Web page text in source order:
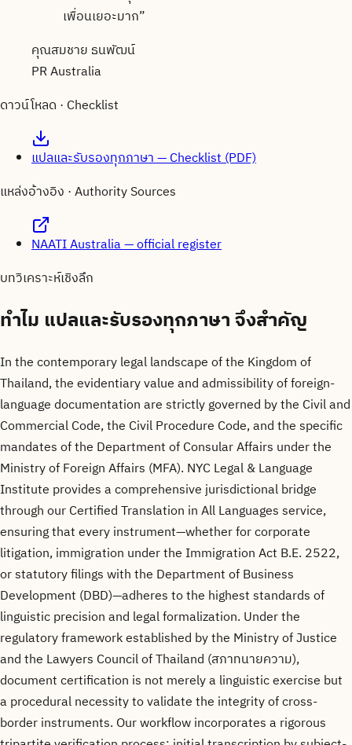
เพื่อนเยอะมาก”
คุณสมชาย ธนพัฒน์
PR Australia
ดาวน์โหลด · Checklist
แปลและรับรองทุกภาษา — Checklist (PDF)
แหล่งอ้างอิง · Authority Sources
NAATI Australia — official register
บทวิเคราะห์เชิงลึก
ทำไม แปลและรับรองทุกภาษาจึงสำคัญ
In the contemporary legal landscape of the Kingdom of
Thailand, the evidentiary value and admissibility of foreign-
language documentation are strictly governed by the Civil and
Commercial Code, the Civil Procedure Code, and the specific
mandates of the Department of Consular Affairs under the
Ministry of Foreign Affairs (MFA). NYC Legal & Language
Institute provides a comprehensive jurisdictional bridge
through our Certified Translation in All Languages service,
ensuring that every instrument—whether for corporate
litigation, immigration under the Immigration Act B.E. 2522,
or statutory filings with the Department of Business
Development (DBD)—adheres to the highest standards of
linguistic precision and legal formalization. Under the
regulatory framework established by the Ministry of Justice
and the Lawyers Council of Thailand (สภาทนายความ),
document certification is not merely a linguistic exercise but
a procedural necessity to validate the integrity of cross-
border instruments. Our workflow incorporates a rigorous